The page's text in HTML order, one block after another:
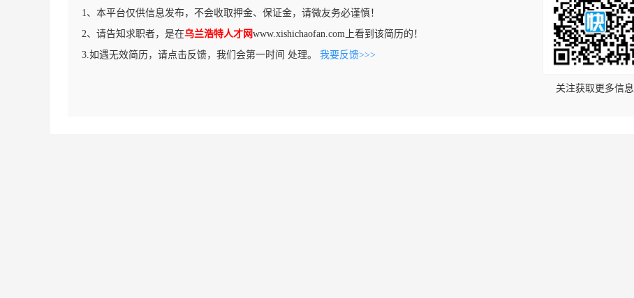
1、本平台仅供信息发布，不会收取押金、保证金，请微友务必谨慎！
2、请告知求职者，是在乌兰浩特人才网www.xishichaofan.com上看到该简历的！
3.如遇无效简历，请点击反馈，我们会第一时间 处理。 我要反馈>>>
关注获取更多信息